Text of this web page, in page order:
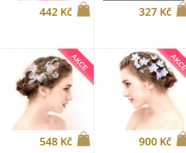
442 Kč 327 Kč
548 Kč
AKCE
900 Kč